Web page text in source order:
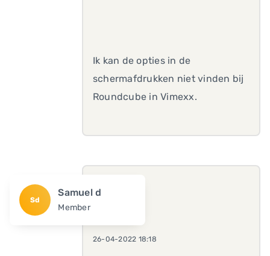
Ik kan de opties in de
schermafdrukken niet vinden bij
Roundcube in Vimexx.
Sd
Samuel d
Member
26-04-2022 18:18